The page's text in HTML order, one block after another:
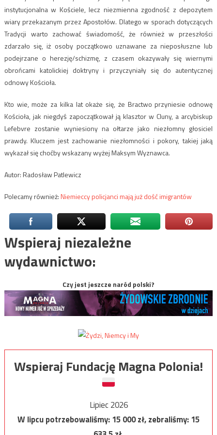
instytucjonalna w Kościele, lecz niezmienna zgodność z depozytem
wiary przekazanym przez Apostołów. Dlatego w sporach dotyczących
Tradycji warto zachować świadomość, że również w przeszłości
zdarzało się, iż osoby początkowo uznawane za nieposłuszne lub
podejrzane o herezję/schizmę, z czasem okazywały się wiernymi
obrońcami katolickiej doktryny i przyczyniały się do autentycznej
odnowy Kościoła.
Kto wie, może za kilka lat okaże się, że Bractwo przyniesie odnowę
Kościoła, jak niegdyś zapoczątkował ją klasztor w Cluny, a arcybiskup
Lefebvre zostanie wyniesiony na ołtarze jako niezłomny głosiciel
prawdy. Kluczem jest zachowanie niezłomności i pokory, takiej jaką
wykazał się choćby wskazany wyżej Maksym Wyznawca.
Autor: Radosław Patlewicz
Polecamy również:Niemieccy policjanci mają już dość imigrantów
Wspieraj niezależne
wydawnictwo:
Czy jest jeszcze naród polski?
Wspieraj Fundację Magna Polonia!
Lipiec 2026
W lipcu potrzebowaliśmy:15 000zł, zebraliśmy:15